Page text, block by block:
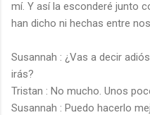
mí. Y así la esconderé junto
han dicho ni hechas entre
Susannah : ¿Vas a decir
irás?
Tristan : No mucho. Unos
Susannah : Puedo hacerlo